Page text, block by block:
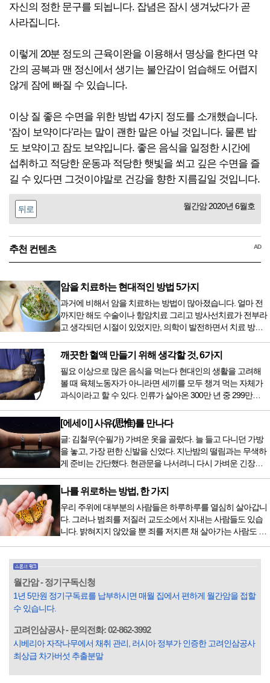
자신의 정한 문구를 되뇝니다. 잡념은 잠시 생겨났다가 곧
사라집니다.
이렇게 20분 정도의 근육이완을 이용해서 명상을 한다면 약
간의 공복과 맨 정신에서 생기는 불안감이 엄습해도 어렵지
않게 잠에 빠질 수 있습니다.
이상 질 좋은 수면을 위한 방법 4가지 정도를 소개했습니다.
‘잠이 보약이다’라는 말이 괜한 말은 아닐 것입니다. 물론 밥
도 보약이고 잠도 보약입니다. 좋은 음식을 일정한 시간에
섭취하고 적당한 운동과 적당한 햇빛을 쐬고 깊은 수면을 즐
길 수 있다면 그것이야말로 건강을 향한 지름길일 것입니다.
뒤로 월간암 2020년 6월호
추천 컨텐츠 AD
암을 치료하는 현대적인 방법 5가지
과거에 비해서 암을 치료하는 방법이 많아졌습니다. 얼마 전
까지만 해도 수술이나 항암치료 그리고 방사선치료가 전부라
고 생각되던 시절이 있었지만, 의학이 발전하면서 치료 방법
오면서 암을 치료하는 방법이 하나 더 추가되었습니다. 중입
자 치료를 받기 위해서는 일본이나 독일 등 중입자 치료기가
있는 나라에 가서 힘들게 치료받았지만 얼마 전 국내 도입 후
전립선암 환자를 시작으로 중입자 치료기가 가동되었습니다.
치료 범위가 한정되어 모든 암 환자가 중입자 치료를 받을 수
는 없지만 치료...
깨끗한 혈액 만들기 위해 생각할 것, 6가지
필요 이상으로 많은 음식을 먹는다 현대인의 생활을 고려해
볼 때 육체노동자가 아니라면 세끼를 모두 챙겨 먹는 자체가
과식이라고 할 수 있다. 인류가 살아온 300만 년 중 299만
저녁을 습관적으로 음식을 섭취한다. 게다가 밤늦은 시간까지
음식을 먹거나, 아침에 식욕이 없는데도 ‘아침을 먹어야 하루
가 활기차다’라는 이야기에 사로잡혀 억지로 먹는 경우가 많
다. 식욕이 없다는 느낌은 본능이 보내는 신호다. 즉 먹어도 소
화할 힘이 없다거나 더 이상 먹으면 혈액 안에 잉여물...
[에세이] 사유(思惟)를 만나다
글: 김철우(수필가) 가벼운 옷을 골랐다. 늘 들고 다니던 가방
을 놓고, 가장 편한 신발을 신었다. 지난밤의 떨림과는 무색하
게 준비는 간단했다. 현관문을 나서려니 다시 가벼운 긴장감
막이 열리기 전. 그 특유의 무대 냄새를 맡았을 때의 긴장감 같
은 것이었다. 두 금동 미륵 반가사유상을 만나러 가는 길은 그
렇게 시작됐다. 두 반가사유상을 알게 된 것은 몇 해 전이었다.
잡지의 발행인으로 독자에게 선보일 좋은 콘텐츠를 고민하던
중 우리 문화재를 하나씩 소개하고자...
나를 위로하는 방법, 한 가지
우리 주위에 대부분의 사람들은 하루하루를 열심히 살아갑니
다. 그러나 범죄를 저질러 교도소에서 지내는 사람들도 있습
니다. 밝혀지지 않았을 뿐 죄를 저지른 채 살아가는 사람도 있
입힌다는 것입니다. 미꾸라지 한 마리가 시냇물을 흐린다는
옛말이 그저 허투루 생기지는 않은 듯합니다. 대부분의 사람
들은 열심히 살아갑니다. 그렇다고 97%의 사람들이 모두 착
월간암 - 정기구독신청
1년 5만원 정기구독료를 납부하시면 매월 집에서 편하게 월간암을 접할
수 있습니다.
고려인삼공사 - 문의전화: 02-862-3992
시베리아 자작나무에서 채취 관리, 러시아 정부가 인증한 고려인삼공사
최상급 차가버섯 추출분말